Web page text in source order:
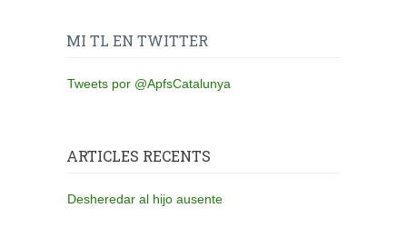
MI TL EN TWITTER
Tweets por @ApfsCatalunya
ARTICLES RECENTS
Desheredar al hijo ausente